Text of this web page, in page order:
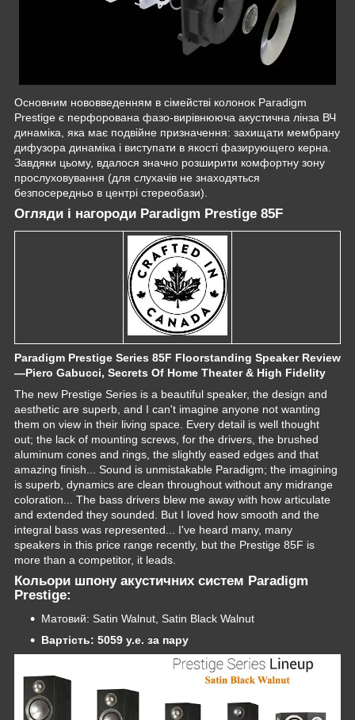
Основним нововведенням в сімействі колонок Paradigm
Prestige є перфорована фазо-вирівнююча акустична лінза ВЧ
динаміка, яка має подвійне призначення: захищати мембрану
дифузора динаміка і виступати в якості фазирующего керна.
Завдяки цьому, вдалося значно розширити комфортну зону
прослуховування (для слухачів не знаходяться
безпосередньо в центрі стереобази).
Огляди і нагороди Paradigm Prestige 85F
Paradigm Prestige Series 85F Floorstanding Speaker Review
—Piero Gabucci, Secrets Of Home Theater & High Fidelity
The new Prestige Series is a beautiful speaker, the design and
aesthetic are superb, and I can't imagine anyone not wanting
them on view in their living space. Every detail is well thought
out; the lack of mounting screws, for the drivers, the brushed
aluminum cones and rings, the slightly eased edges and that
amazing finish... Sound is unmistakable Paradigm; the imagining
is superb, dynamics are clean throughout without any midrange
coloration... The bass drivers blew me away with how articulate
and extended they sounded. But I loved how smooth and the
integral bass was represented... I've heard many, many
speakers in this price range recently, but the Prestige 85F is
more than a competitor, it leads.
Кольори шпону акустичних систем Paradigm
Prestige:
Матовий: Satin Walnut, Satin Black Walnut
Вартість: 5059 y.e. за пару